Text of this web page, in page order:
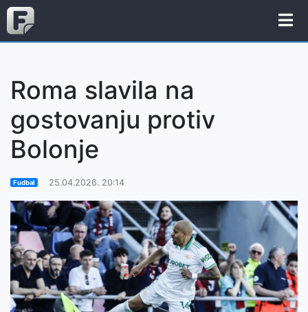
Roma slavila na
gostovanju protiv
Bolonje
Fudbal 25.04.2026. 20:14